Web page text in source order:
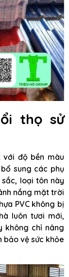
thọ sử
với độ bền màu
sung các phụ
loại tôn này
nắng mặt trời
PVC không bị
luôn tươi mới,
không chỉ nâng
vệ sức khỏe